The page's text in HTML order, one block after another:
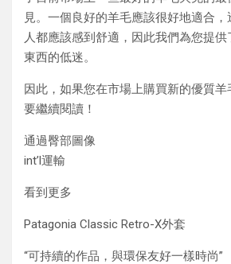
見。一個良好的羊毛應該很好地適合
人都應該感到舒適，因此我們為您提
東西的低迷。
因此，如果您在市場上購買新的優質
要繼續閱讀！
通過臀部圖像
int’l運輸
看到更多
Patagonia Classic Retro-X外套
“可持續的作品，與環保友好一樣時尚”